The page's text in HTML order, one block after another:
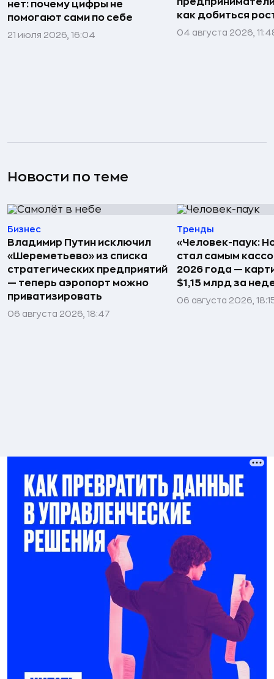
нет: почему цифры не
помогают сами по себе
21 июля 2026, 16:04
как добиться
04 августа 2026,
Новости по теме
Бизнес
Владимир Путин исключил
«Шереметьево» из списка
стратегических предприятий
— теперь аэропорт можно
приватизировать
06 августа 2026, 18:47
Тренды
«Человек-паук:
стал самым
2026 года —
$1,15 млрд за
06 августа 2026,